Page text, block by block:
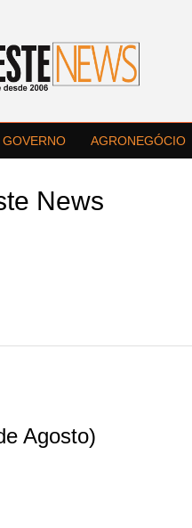
GOVERNO AGRONEGÓCIO
News
Agosto)